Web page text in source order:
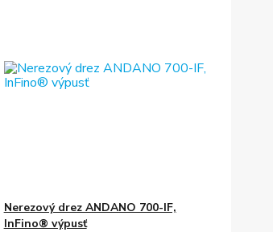
Nerezový drez ANDANO 700-IF,
InFino® výpusť